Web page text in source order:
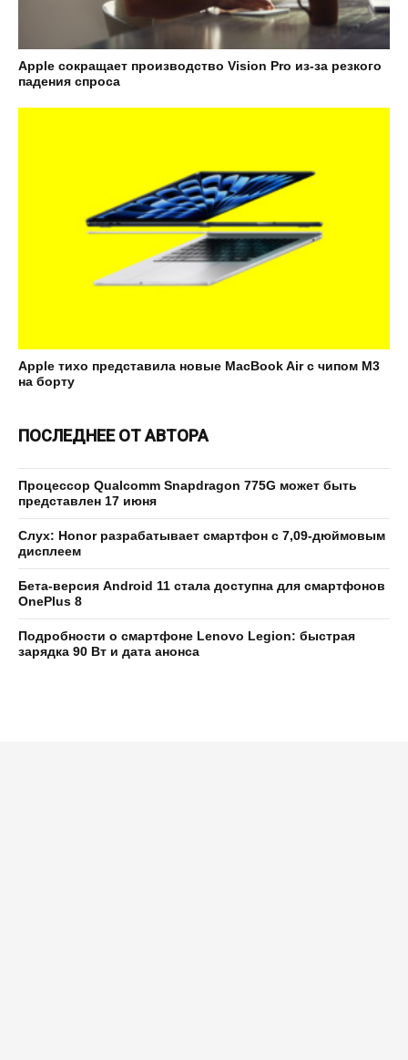
Apple сокращает производство Vision Pro из-за резкого
падения спроса
Apple тихо представила новые MacBook Air с чипом M3
на борту
ПОСЛЕДНЕЕ ОТ АВТОРА
Процессор Qualcomm Snapdragon 775G может быть
представлен 17 июня
Слух: Honor разрабатывает смартфон с 7,09-дюймовым
дисплеем
Бета-версия Android 11 стала доступна для смартфонов
OnePlus 8
Подробности о смартфоне Lenovo Legion: быстрая
зарядка 90 Вт и дата анонса